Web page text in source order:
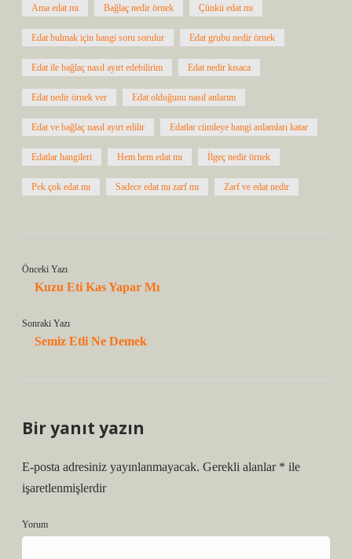
Ama edat mı Bağlaç nedir örnek Çünkü edat mı
Edat bulmak için hangi soru sorulur Edat grubu nedir örnek
Edat ile bağlaç nasıl ayırt edebilirim Edat nedir kısaca
Edat nedir örnek ver Edat olduğunu nasıl anlarım
Edat ve bağlaç nasıl ayırt edilir Edatlar cümleye hangi anlamları katar
Edatlar hangileri Hem hem edat mı İlgeç nedir örnek
Pek çok edat mı Sadece edat mı zarf mı Zarf ve edat nedir
Önceki Yazı
Kuzu Eti Kas Yapar Mı
Sonraki Yazı
Semiz Etli Ne Demek
Bir yanıt yazın
E-posta adresiniz yayınlanmayacak. Gerekli alanlar * ile
işaretlenmişlerdir
Yorum